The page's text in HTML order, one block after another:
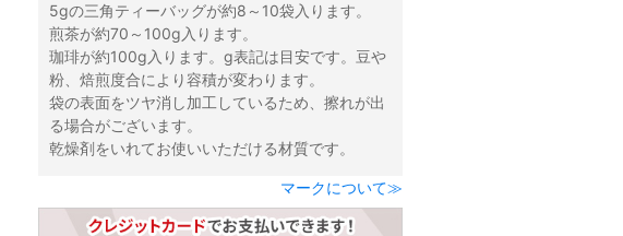
5gの三角ティーバッグが約8～10袋入ります。
煎茶が約70～100g入ります。
珈琲が約100g入ります。g表記は目安です。豆や
粉、焙煎度合により容積が変わります。
袋の表面をツヤ消し加工しているため、擦れが出
る場合がございます。
乾燥剤をいれてお使いいただける材質です。
マークについて≫